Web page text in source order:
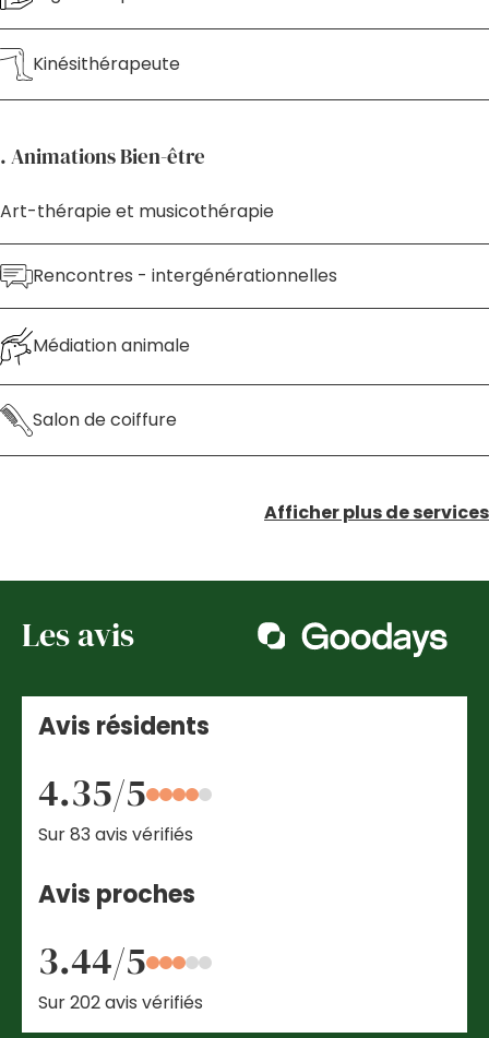
Kinésithérapeute
. Animations Bien-être
Art-thérapie et musicothérapie
Rencontres - intergénérationnelles
Médiation animale
Salon de coiffure
Afficher plus de services
Les avis
Avis résidents
4.35/5
Sur 83 avis vérifiés
Avis proches
3.44/5
Sur 202 avis vérifiés